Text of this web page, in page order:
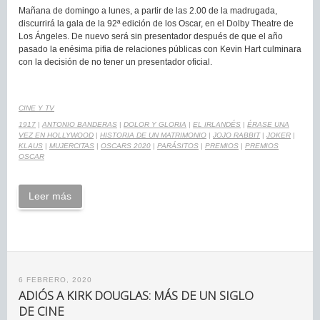
Mañana de domingo a lunes, a partir de las 2.00 de la madrugada,
discurrirá la gala de la 92ª edición de los Oscar, en el Dolby Theatre de
Los Ángeles. De nuevo será sin presentador después de que el año
pasado la enésima pifia de relaciones públicas con Kevin Hart culminara
con la decisión de no tener un presentador oficial.
CINE Y TV
1917 | ANTONIO BANDERAS | DOLOR Y GLORIA | EL IRLANDÉS | ÉRASE UNA
VEZ EN HOLLYWOOD | HISTORIA DE UN MATRIMONIO | JOJO RABBIT| JOKER |
KLAUS | MUJERCITAS | OSCARS 2020 | PARÁSITOS | PREMIOS | PREMIOS
OSCAR
Leer más
6 FEBRERO, 2020
ADIÓS A KIRK DOUGLAS: MÁS DE UN SIGLO
DE CINE